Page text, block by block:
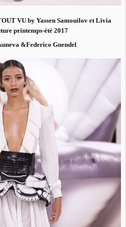
VU by Yassen Samouilov et Livia
printemps-été 2017
&Federico Guendel